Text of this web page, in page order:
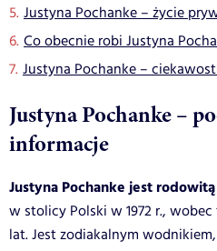
Justyna Pochanke – życie
Co obecnie robi Justyna
Justyna Pochanke –
Justyna Pochanke –
informacje
Justyna Pochanke jest
w stolicy Polski w 1972 r.,
lat. Jest zodiakalnym